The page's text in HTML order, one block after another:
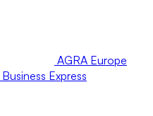
AGRA Europe
Business Express